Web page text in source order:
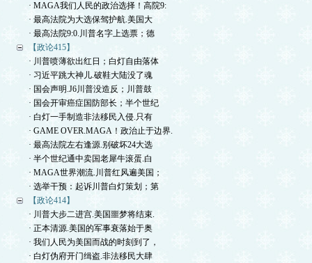
· MAGA我们人民的政治选择！高院9:
· 最高法院为大选保驾护航.美国大
· 最高法院9:0.川普名字上选票；德
【政论415】
· 川普喷薄欲出红日；白灯自由落体
· 习近平跳大神儿.破鞋大陆没了魂
· 国会声明.J6川普没造反；川普鼓
· 国会开审癌症国防部长；半个世纪
· 白灯一手制造非法移民入侵.只有
· GAME OVER.MAGA！政治止于边界.
· 最高法院左右逢源.别破坏24大选
· 半个世纪通中卖国老犀牛滚蛋.白
· MAGA世界潮流.川普红风遍美国；
· 选举干预：起诉川普白灯策划；第
【政论414】
· 川普大步二进宫.美国噩梦将结束.
· 正本清源.美国的军事衰落始于奥
· 我们人民为美国而战的时刻到了，
· 白灯伪府开门缉盗.非法移民大肆